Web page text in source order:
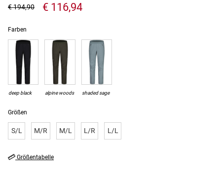
€ 116,94
€ 194,90
Größen
S/L M/R M/L L/R L/L
Farben
deep black alpine woods shaded sage
Größentabelle